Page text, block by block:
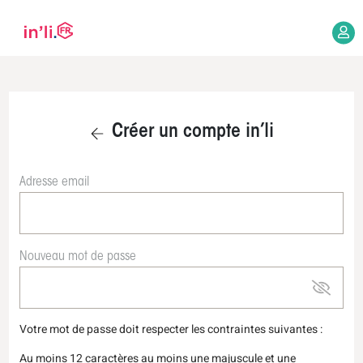
Créer un compte in’li
Adresse email
Nouveau mot de passe
Votre mot de passe doit respecter les contraintes suivantes :
Au moins 12 caractères au moins une majuscule et une